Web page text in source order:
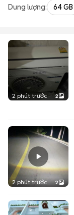
Dung lượng: 64 GB
2 phút trước 2
2 phút trước 2